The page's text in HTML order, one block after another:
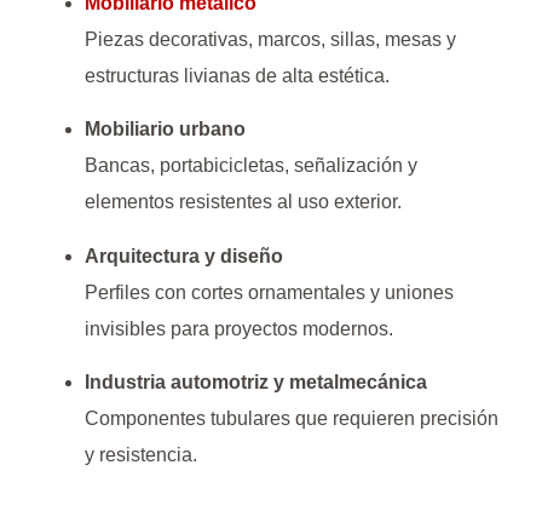
Piezas decorativas, marcos, sillas, mesas y
estructuras livianas de alta estética.
Mobiliario urbano
Bancas, portabicicletas, señalización y
elementos resistentes al uso exterior.
Arquitectura y diseño
Perfiles con cortes ornamentales y uniones
invisibles para proyectos modernos.
Industria automotriz y metalmecánica
Componentes tubulares que requieren precisión
y resistencia.